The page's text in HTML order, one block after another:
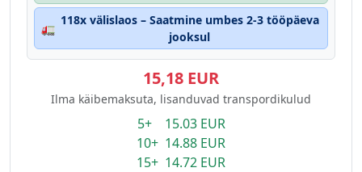
🚛
118x välislaos – Saatmine umbes 2-3 tööpäeva
jooksul
15,18 EUR
Ilma käibemaksuta, lisanduvad transpordikulud
5+ 15.03 EUR
10+ 14.88 EUR
15+ 14.72 EUR